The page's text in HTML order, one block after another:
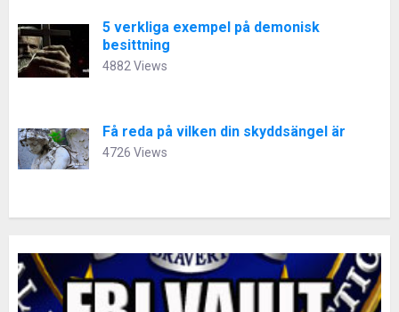
5 verkliga exempel på demonisk
besittning
4882 Views
Få reda på vilken din skyddsängel är
4726 Views